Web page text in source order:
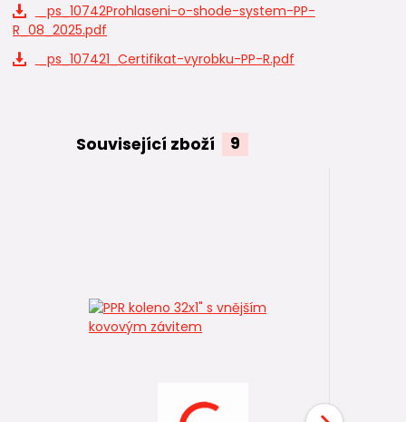
_ps_10742Prohlaseni-o-shode-system-PP-
R_08_2025.pdf
_ps_107421_Certifikat-vyrobku-PP-R.pdf
Související zboží 9